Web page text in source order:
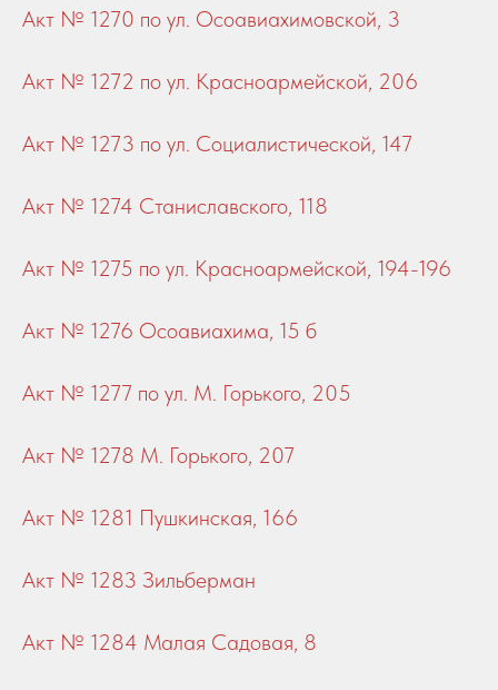
Акт № 1270 по ул. Осоавиахимовской, 3
Акт № 1272 по ул. Красноармейской, 206
Акт № 1273 по ул. Социалистической, 147
Акт № 1274 Станиславского, 118
Акт № 1275 по ул. Красноармейской, 194-196
Акт № 1276 Осоавиахима, 15 б
Акт № 1277 по ул. М. Горького, 205
Акт № 1278 М. Горького, 207
Акт № 1281 Пушкинская, 166
Акт № 1283 Зильберман
Акт № 1284 Малая Садовая, 8